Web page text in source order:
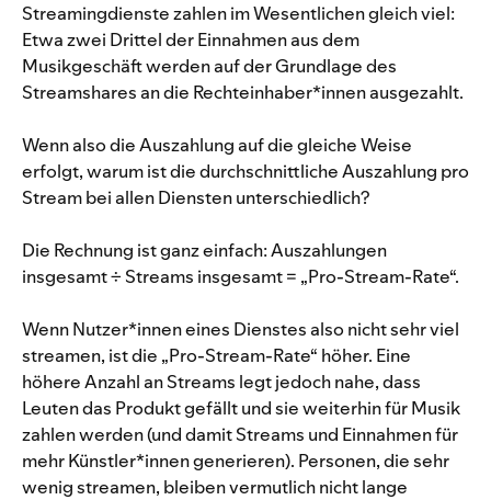
Streamingdienste zahlen im Wesentlichen gleich viel:
Etwa zwei Drittel der Einnahmen aus dem
Musikgeschäft werden auf der Grundlage des
Streamshares an die Rechteinhaber*innen ausgezahlt.
Wenn also die Auszahlung auf die gleiche Weise
erfolgt, warum ist die durchschnittliche Auszahlung pro
Stream bei allen Diensten unterschiedlich?
Die Rechnung ist ganz einfach: Auszahlungen
insgesamt ÷ Streams insgesamt = „Pro-Stream-Rate“.
Wenn Nutzer*innen eines Dienstes also nicht sehr viel
streamen, ist die „Pro-Stream-Rate“ höher. Eine
höhere Anzahl an Streams legt jedoch nahe, dass
Leuten das Produkt gefällt und sie weiterhin für Musik
zahlen werden (und damit Streams und Einnahmen für
mehr Künstler*innen generieren). Personen, die sehr
wenig streamen, bleiben vermutlich nicht lange